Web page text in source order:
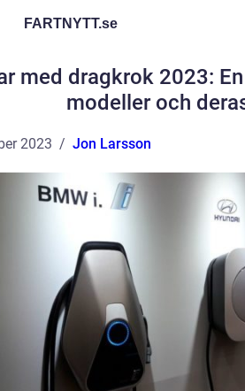
FARTNYTT.se
med dragkrok 2023:
modeller och
2023 Jon Larsson